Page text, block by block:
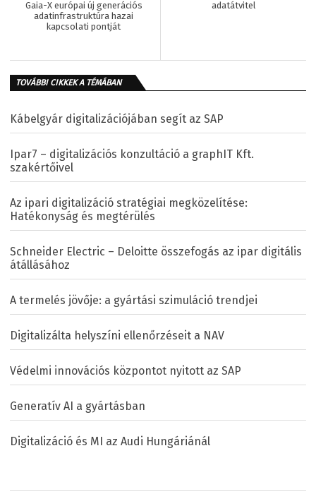
Gaia-X európai új generációs
adatinfrastruktúra hazai
kapcsolati pontját
adatátvitel
TOVÁBBI CIKKEK A TÉMÁBAN
Kábelgyár digitalizációjában segít az SAP
Ipar7 – digitalizációs konzultáció a graphIT Kft.
szakértőivel
Az ipari digitalizáció stratégiai megközelítése:
Hatékonyság és megtérülés
Schneider Electric – Deloitte összefogás az ipar digitális
átállásához
A termelés jövője: a gyártási szimuláció trendjei
Digitalizálta helyszíni ellenőrzéseit a NAV
Védelmi innovációs központot nyitott az SAP
Generatív AI a gyártásban
Digitalizáció és MI az Audi Hungáriánál